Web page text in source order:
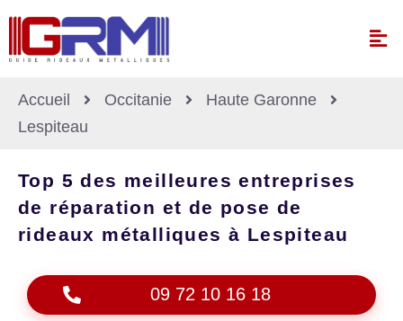
Accueil Occitanie
Haute Garonne
Lespiteau
Top 5 des meilleures entreprises
de réparation et de pose de
rideaux métalliques à Lespiteau
09 72 10 16 18